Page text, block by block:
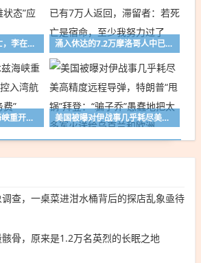
韩国高温已致19人死亡，李在明要求按“国家灾难状态”应对 涌入休达的7.2万摩洛哥人中已有7万人返回，滞留者：若死亡是宿命，至少我努力过了
伊朗、阿曼霍尔木兹海峡重开协议曝光：伊朗掌控入湾航道，与阿曼平分“服务费” 美国被曝对伊战事几乎耗尽美高精度远程导弹，特朗普“甩锅”拜登：“骗子乔”愚蠢地把太多军火送给乌克兰和欧洲
查，一桌菜进泔水桶背后的探店乱象亟待
骨，原来是1.2万名英烈的长眠之地